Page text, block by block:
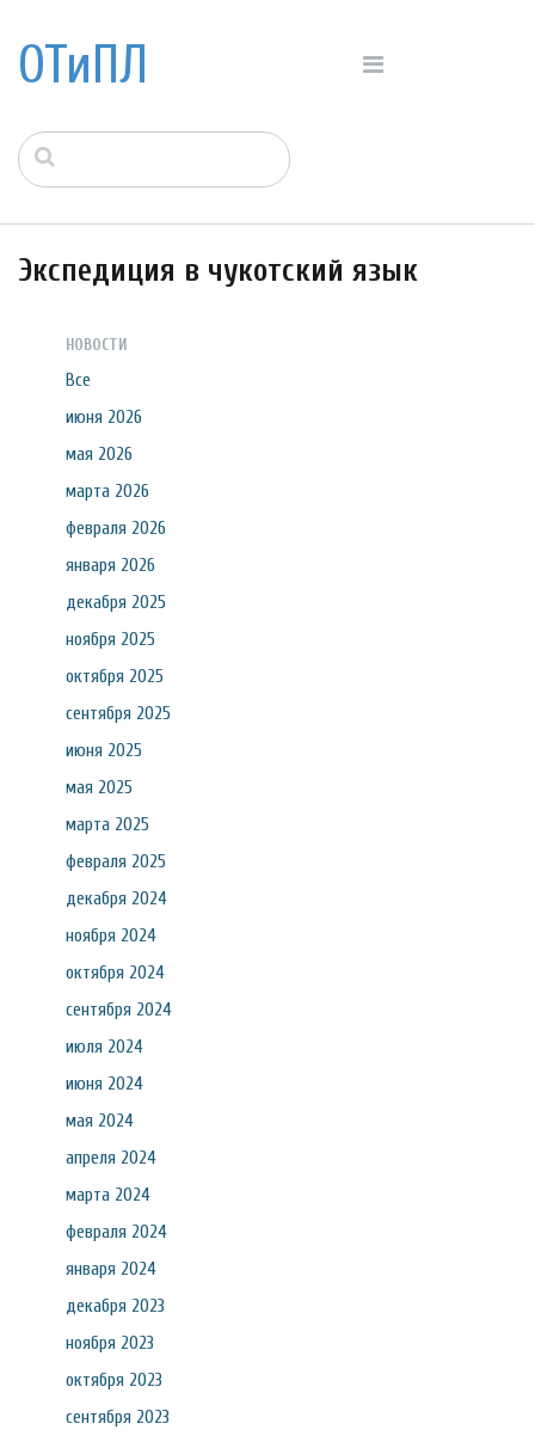
ОТиПЛ
Экспедиция в чукотский язык
НОВОСТИ
Все
июня 2026
мая 2026
марта 2026
февраля 2026
января 2026
декабря 2025
ноября 2025
октября 2025
сентября 2025
июня 2025
мая 2025
марта 2025
февраля 2025
декабря 2024
ноября 2024
октября 2024
сентября 2024
июля 2024
июня 2024
мая 2024
апреля 2024
марта 2024
февраля 2024
января 2024
декабря 2023
ноября 2023
октября 2023
сентября 2023